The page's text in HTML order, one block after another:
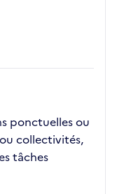
ponctuelles ou
collectivités,
tâches